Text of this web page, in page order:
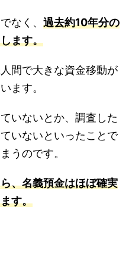
なく、 過去約10年分の
ます。
間で大きな資金移動が
ます。
いないとか、調査した
いないといったことで
うのです。
、名義預金はほぼ確実
す。